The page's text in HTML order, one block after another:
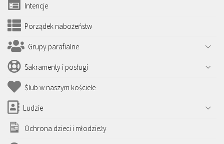
Intencje
Porządek nabożeństw
Grupy parafialne
Sakramenty i posługi
Ślub w naszym kościele
Ludzie
Ochrona dzieci i młodzieży